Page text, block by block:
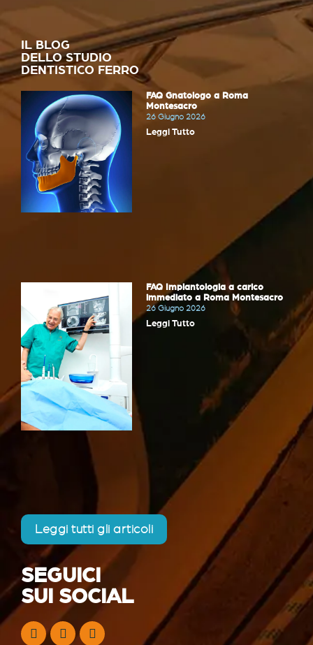
IL BLOG
DELLO STUDIO
DENTISTICO FERRO
FAQ Gnatologo a Roma
Montesacro
26 Giugno 2026
Leggi Tutto
FAQ Implantologia a carico
immediato a Roma Montesacro
26 Giugno 2026
Leggi Tutto
Leggi tutti gli articoli
SEGUICI
SUI SOCIAL